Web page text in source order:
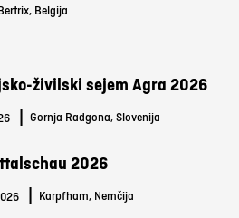
Belgija
živilski sejem Agra 2026
Gornja Radgona, Slovenija
2026
Karpfham, Nemčija